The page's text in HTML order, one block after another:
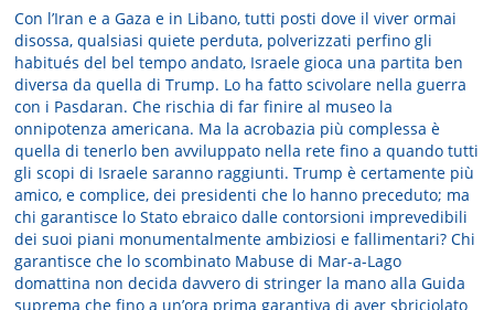
Con l’Iran e a Gaza e in Libano, tutti posti dove il viver ormai
disossa, qualsiasi quiete perduta, polverizzati perfino gli
habitués del bel tempo andato, Israele gioca una partita ben
diversa da quella di Trump. Lo ha fatto scivolare nella guerra
con i Pasdaran. Che rischia di far finire al museo la
onnipotenza americana. Ma la acrobazia più complessa è
quella di tenerlo ben avviluppato nella rete fino a quando tutti
gli scopi di Israele saranno raggiunti. Trump è certamente più
amico, e complice, dei presidenti che lo hanno preceduto; ma
chi garantisce lo Stato ebraico dalle contorsioni imprevedibili
dei suoi piani monumentalmente ambiziosi e fallimentari? Chi
garantisce che lo scombinato Mabuse di Mar-a-Lago
domattina non decida davvero di stringer la mano alla Guida
suprema che fino a un’ora prima garantiva di aver sbriciolato